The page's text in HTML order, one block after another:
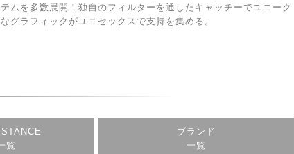
テムを多数展開！独自のフィルターを通したキャッチーでユニーク
なグラフィックがユニセックスで支持を集める。
覧
ブランド
一覧